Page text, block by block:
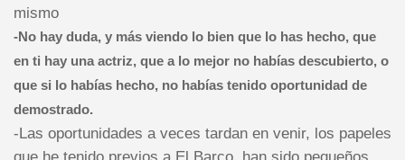
mismo
-No hay duda, y más viendo lo bien que lo has hecho, que
en ti hay una actriz, que a lo mejor no habías descubierto, o
que si lo habías hecho, no habías tenido oportunidad de
demostrado.
-Las oportunidades a veces tardan en venir, los papeles